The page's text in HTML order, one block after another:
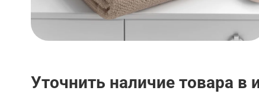
Уточнить наличие товара